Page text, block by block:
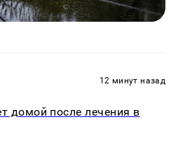
12 минут назад
домой после лечения в